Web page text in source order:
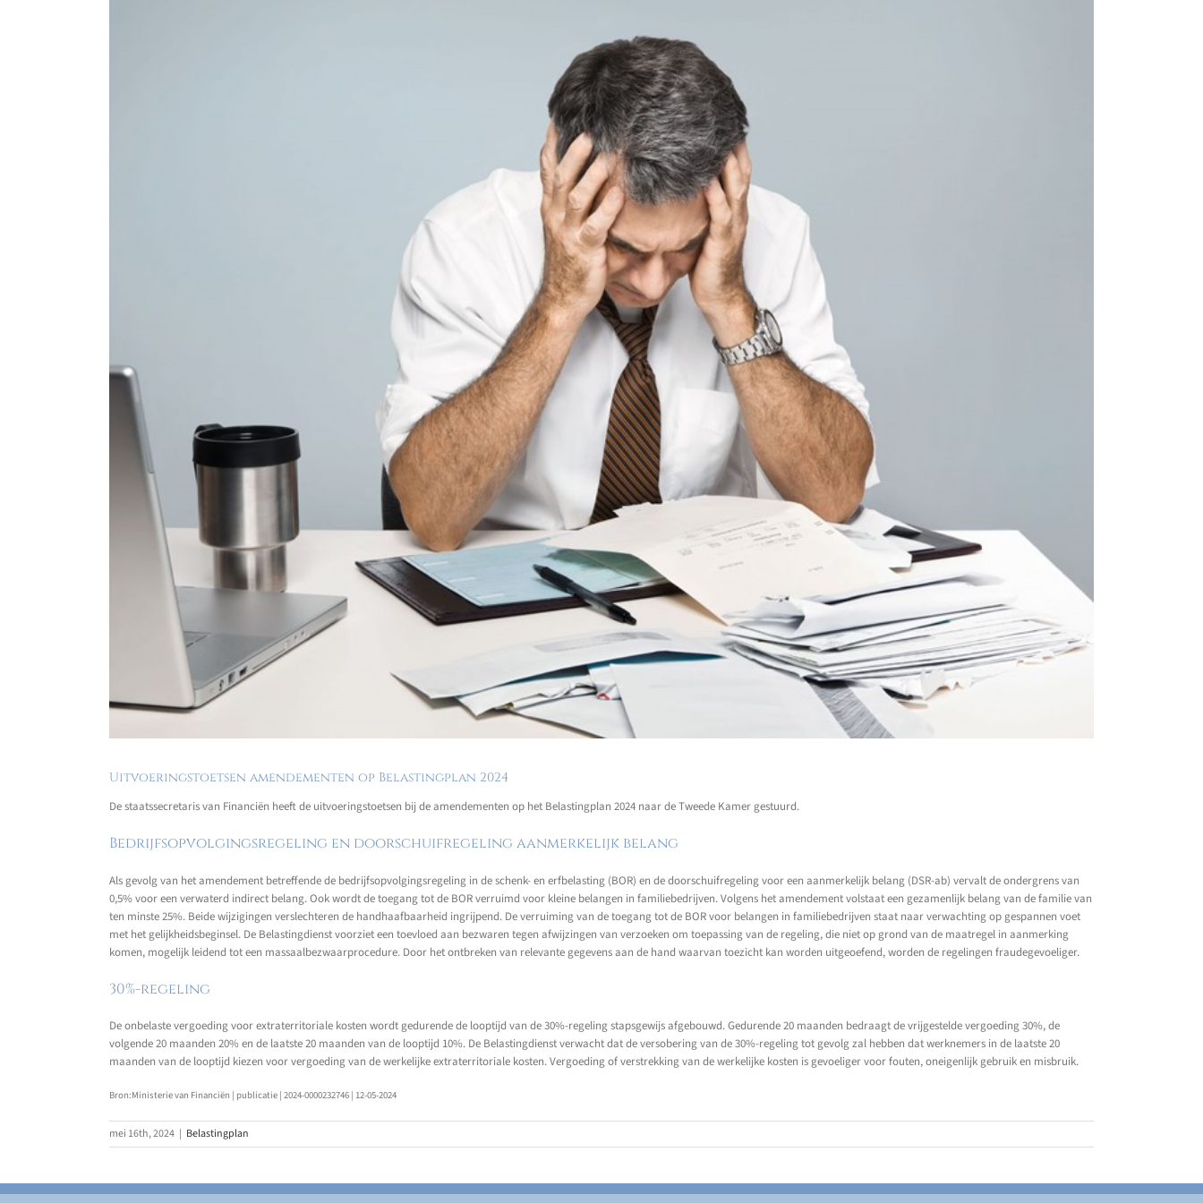
Uitvoeringstoetsen amendementen op Belastingplan 2024
De staatssecretaris van Financiën heeft de uitvoeringstoetsen bij de amendementen op het Belastingplan 2024 naar de Tweede Kamer gestuurd.
Bedrijfsopvolgingsregeling en doorschuifregeling aanmerkelijk belang
Als gevolg van het amendement betreffende de bedrijfsopvolgingsregeling in de schenk- en erfbelasting (BOR) en de doorschuifregeling voor een aanmerkelijk belang (DSR-ab) vervalt de ondergrens van
0,5% voor een verwaterd indirect belang. Ook wordt de toegang tot de BOR verruimd voor kleine belangen in familiebedrijven. Volgens het amendement volstaat een gezamenlijk belang van de familie van
ten minste 25%. Beide wijzigingen verslechteren de handhaafbaarheid ingrijpend. De verruiming van de toegang tot de BOR voor belangen in familiebedrijven staat naar verwachting op gespannen voet
met het gelijkheidsbeginsel. De Belastingdienst voorziet een toevloed aan bezwaren tegen afwijzingen van verzoeken om toepassing van de regeling, die niet op grond van de maatregel in aanmerking
komen, mogelijk leidend tot een massaalbezwaarprocedure. Door het ontbreken van relevante gegevens aan de hand waarvan toezicht kan worden uitgeoefend, worden de regelingen fraudegevoeliger.
30%-regeling
De onbelaste vergoeding voor extraterritoriale kosten wordt gedurende de looptijd van de 30%-regeling stapsgewijs afgebouwd. Gedurende 20 maanden bedraagt de vrijgestelde vergoeding 30%, de
volgende 20 maanden 20% en de laatste 20 maanden van de looptijd 10%. De Belastingdienst verwacht dat de versobering van de 30%-regeling tot gevolg zal hebben dat werknemers in de laatste 20
maanden van de looptijd kiezen voor vergoeding van de werkelijke extraterritoriale kosten. Vergoeding of verstrekking van de werkelijke kosten is gevoeliger voor fouten, oneigenlijk gebruik en misbruik.
Bron:Ministerie van Financiën | publicatie | 2024-0000232746 | 12-05-2024
mei 16th, 2024 | Belastingplan